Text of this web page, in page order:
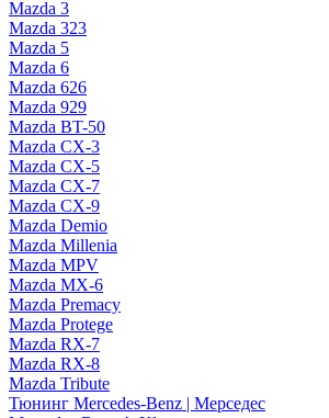
Mazda 3
Mazda 323
Mazda 5
Mazda 6
Mazda 626
Mazda 929
Mazda BT-50
Mazda CX-3
Mazda CX-5
Mazda CX-7
Mazda CX-9
Mazda Demio
Mazda Millenia
Mazda MPV
Mazda MX-6
Mazda Premacy
Mazda Protege
Mazda RX-7
Mazda RX-8
Mazda Tribute
Тюнинг Mercedes-Benz | Мерседес